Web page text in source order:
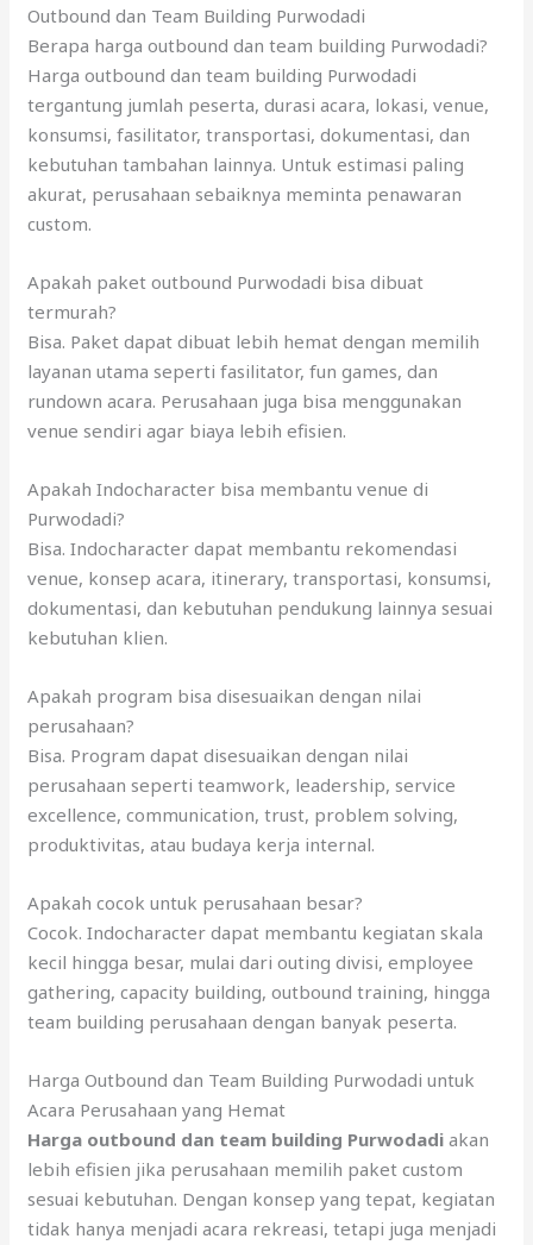
Outbound dan Team Building Purwodadi
Berapa harga outbound dan team building Purwodadi?
Harga outbound dan team building Purwodadi
tergantung jumlah peserta, durasi acara, lokasi, venue,
konsumsi, fasilitator, transportasi, dokumentasi, dan
kebutuhan tambahan lainnya. Untuk estimasi paling
akurat, perusahaan sebaiknya meminta penawaran
custom.
Apakah paket outbound Purwodadi bisa dibuat
termurah?
Bisa. Paket dapat dibuat lebih hemat dengan memilih
layanan utama seperti fasilitator, fun games, dan
rundown acara. Perusahaan juga bisa menggunakan
venue sendiri agar biaya lebih efisien.
Apakah Indocharacter bisa membantu venue di
Purwodadi?
Bisa. Indocharacter dapat membantu rekomendasi
venue, konsep acara, itinerary, transportasi, konsumsi,
dokumentasi, dan kebutuhan pendukung lainnya sesuai
kebutuhan klien.
Apakah program bisa disesuaikan dengan nilai
perusahaan?
Bisa. Program dapat disesuaikan dengan nilai
perusahaan seperti teamwork, leadership, service
excellence, communication, trust, problem solving,
produktivitas, atau budaya kerja internal.
Apakah cocok untuk perusahaan besar?
Cocok. Indocharacter dapat membantu kegiatan skala
kecil hingga besar, mulai dari outing divisi, employee
gathering, capacity building, outbound training, hingga
team building perusahaan dengan banyak peserta.
Harga Outbound dan Team Building Purwodadi untuk
Acara Perusahaan yang Hemat
Harga outbound dan team building Purwodadi akan
lebih efisien jika perusahaan memilih paket custom
sesuai kebutuhan. Dengan konsep yang tepat, kegiatan
tidak hanya menjadi acara rekreasi, tetapi juga menjadi